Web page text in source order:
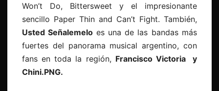
Won’t Do, Bittersweet y el impresionante
sencillo Paper Thin and Can’t Fight. También,
Usted Señalemelo es una de las bandas más
fuertes del panorama musical argentino, con
fans en toda la región, Francisco Victoria y
Chini.PNG.